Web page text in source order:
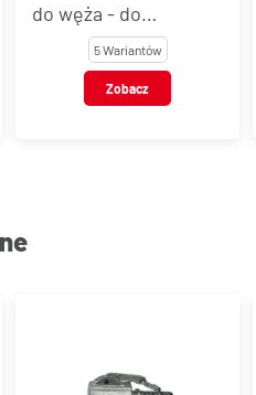
do węża - do
zaciskania tuleją
5 Wariantów
Zobacz